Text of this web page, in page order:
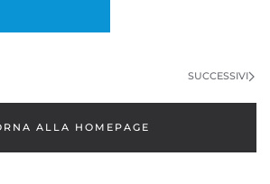
SUCCESSIVI
ALLA HOMEPAGE